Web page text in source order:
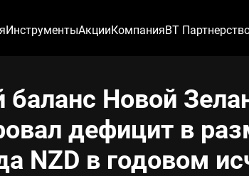
ИнструментыАкцииКомпанияВТ
баланс Новой
дефицит в
NZD в годовом